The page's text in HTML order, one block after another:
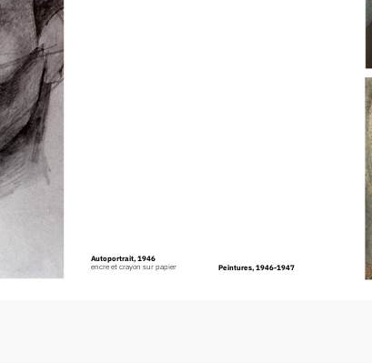
Autoportrait, 1946
encre et crayon sur papier
Peintures, 1946-1947